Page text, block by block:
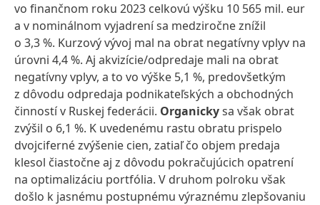
vo finančnom roku 2023 celkovú výšku 10 565 mil. eur
a v nominálnom vyjadrení sa medziročne znížil
o 3,3 %. Kurzový vývoj mal na obrat negatívny vplyv na
úrovni 4,4 %. Aj akvizície/odpredaje mali na obrat
negatívny vplyv, a to vo výške 5,1 %, predovšetkým
z dôvodu odpredaja podnikateľských a obchodných
činností v Ruskej federácii. Organickysa však obrat
zvýšil o 6,1 %. K uvedenému rastu obratu prispelo
dvojciferné zvýšenie cien, zatiaľ čo objem predaja
klesol čiastočne aj z dôvodu pokračujúcich opatrení
na optimalizáciu portfólia. V druhom polroku však
došlo k jasnému postupnému výraznému zlepšovaniu